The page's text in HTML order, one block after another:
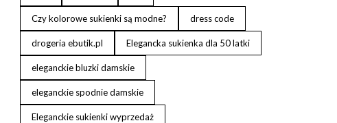
Czy kolorowe sukienki są modne? dress code
drogeria ebutik.pl Elegancka sukienka dla 50 latki
eleganckie bluzki damskie
eleganckie spodnie damskie
Eleganckie sukienki wyprzedaż